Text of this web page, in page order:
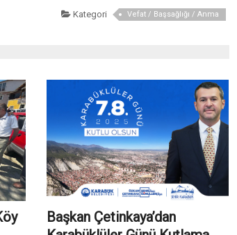
Kategori Vefat / Başsağlığı / Anma
Başkan Çetinkaya’dan